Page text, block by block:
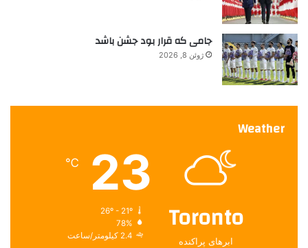
جامی که قرار بود جشن باشد
ژوئن 8, 2026
Weather
Toronto
ابرهای پراکنده
23
℃
26º - 21º
78%
2.4 کیلومتر/ساعت